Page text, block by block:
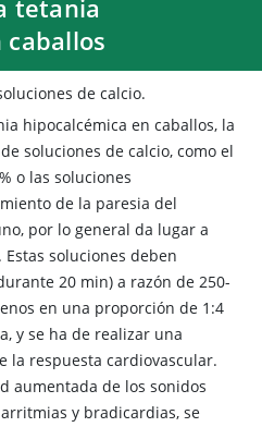
tetania
caballos
de calcio.
hipocalcémica en caballos, la
soluciones de calcio, como el
o las soluciones
de la paresia del
por lo general da lugar a
soluciones deben
20 min) a razón de 250-
en una proporción de 1:4
y se ha de realizar una
la respuesta cardiovascular.
aumentada de los sonidos
y bradicardias, se